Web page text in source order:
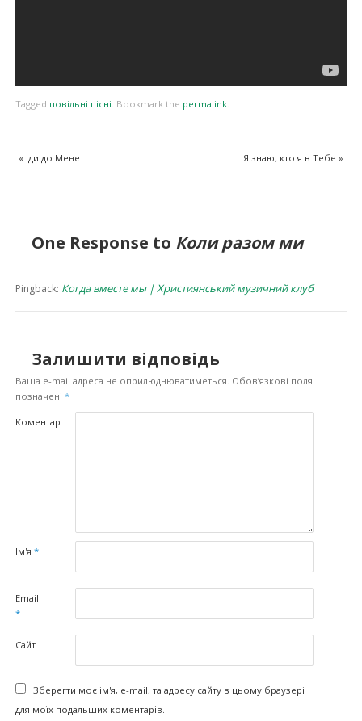
Tagged повільні пісні. Bookmark the permalink.
«Іди до Мене Я знаю, кто я в Тебе»
One Response to Коли разом ми
Pingback: Когда вместе мы | Християнський музичний клуб
Залишити відповідь
Ваша e-mail адреса не оприлюднюватиметься. Обов’язкові поля
позначені *
Коментар
Ім'я *
Email
*
Сайт
Зберегти моє ім'я, e-mail, та адресу сайту в цьому браузері
для моїх подальших коментарів.